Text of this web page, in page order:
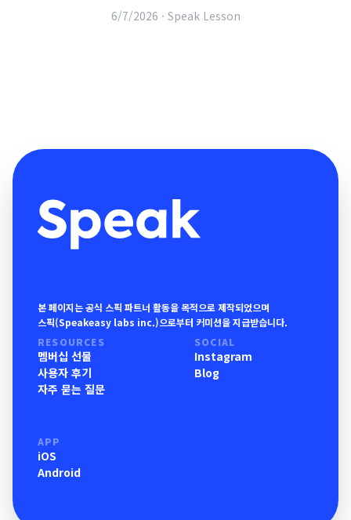
6/7/2026 · Speak Lesson
본 페이지는 공식 스픽 파트너 활동을 목적으로 제작되었으며
스픽(Speakeasy labs inc.)으로부터 커미션을 지급받습니다.
RESOURCES
멤버십 선물
사용자 후기
자주 묻는 질문
SOCIAL
Instagram
Blog
APP
iOS
Android